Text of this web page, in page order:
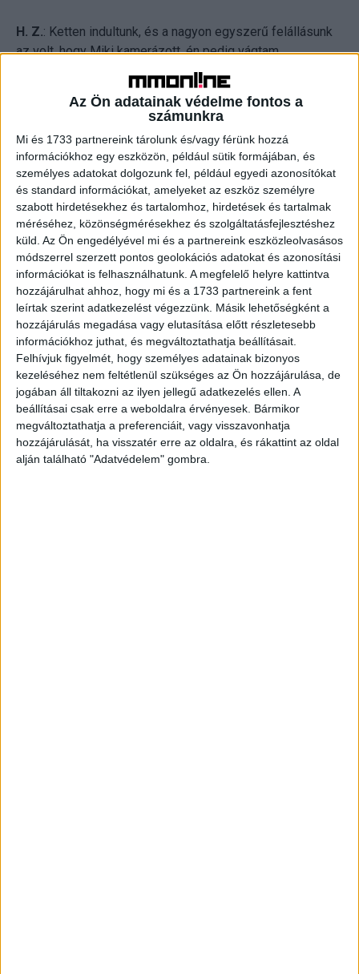
Az Ön adatainak védelme fontos a
számunkra
Mi és 1733 partnereink tárolunk és/vagy férünk hozzá
információkhoz egy eszközön, például sütik formájában, és
személyes adatokat dolgozunk fel, például egyedi azonosítókat
és standard információkat, amelyeket az eszköz személyre
szabott hirdetésekhez és tartalomhoz, hirdetések és tartalmak
méréséhez, közönségmérésekhez és szolgáltatásfejlesztéshez
küld. Az Ön engedélyével mi és a partnereink eszközleolvasásos
módszerrel szerzett pontos geolokációs adatokat és azonosítási
információkat is felhasználhatunk. A megfelelő helyre kattintva
hozzájárulhat ahhoz, hogy mi és a 1733 partnereink a fent
leírtak szerint adatkezelést végezzünk. Másik lehetőségként a
hozzájárulás megadása vagy elutasítása előtt részletesebb
információkhoz juthat, és megváltoztathatja beállításait.
Felhívjuk figyelmét, hogy személyes adatainak bizonyos
kezeléséhez nem feltétlenül szükséges az Ön hozzájárulása, de
jogában áll tiltakozni az ilyen jellegű adatkezelés ellen. A
beállításai csak erre a weboldalra érvényesek. Bármikor
megváltoztathatja a preferenciáit, vagy visszavonhatja
hozzájárulását, ha visszatér erre az oldalra, és rákattint az oldal
alján található "Adatvédelem" gombra.
H. Z.: Ketten indultunk, és a nagyon egyszerű felállásunk
az volt, hogy Miki kamerázott, én pedig vágtam.
: Az első nagyobb létszámbővülés a harmadik év
után volt. Próbáltunk értelmes munkákat megcsípni, a nagy
csináltuk, hogy elkezdtünk olyan fiatal tehetségeket
keresni, akik szintén próbáltak elindulni a pályán, és
mindegyiküknek volt valamifajta hozzáadott értéke a
tudásában.
H. Z.: Volt, aki csak egy saját szerelemprojekttel jött, azt
is felkaroltuk, volt, aki csupán azért, mert tanulni akart. Az
egésznek lett egy kollaboratív jellege. Később, amikor
már volt saját műtermünk, sok olyan projektünk lett, ami
tényleg nem a pénzről szólt, hanem arról, hogy csináljunk
közösen referenciát.
K. M.: Mivel nehéz megnyerni egy munkát, ha nincs
referenciánk, ezért csináltunk magunknak.
- Húsz éve vagytok a piacon, mekkora utat tett meg azóta a
cég, mekkora az árbevételetek, mennyire számítotok